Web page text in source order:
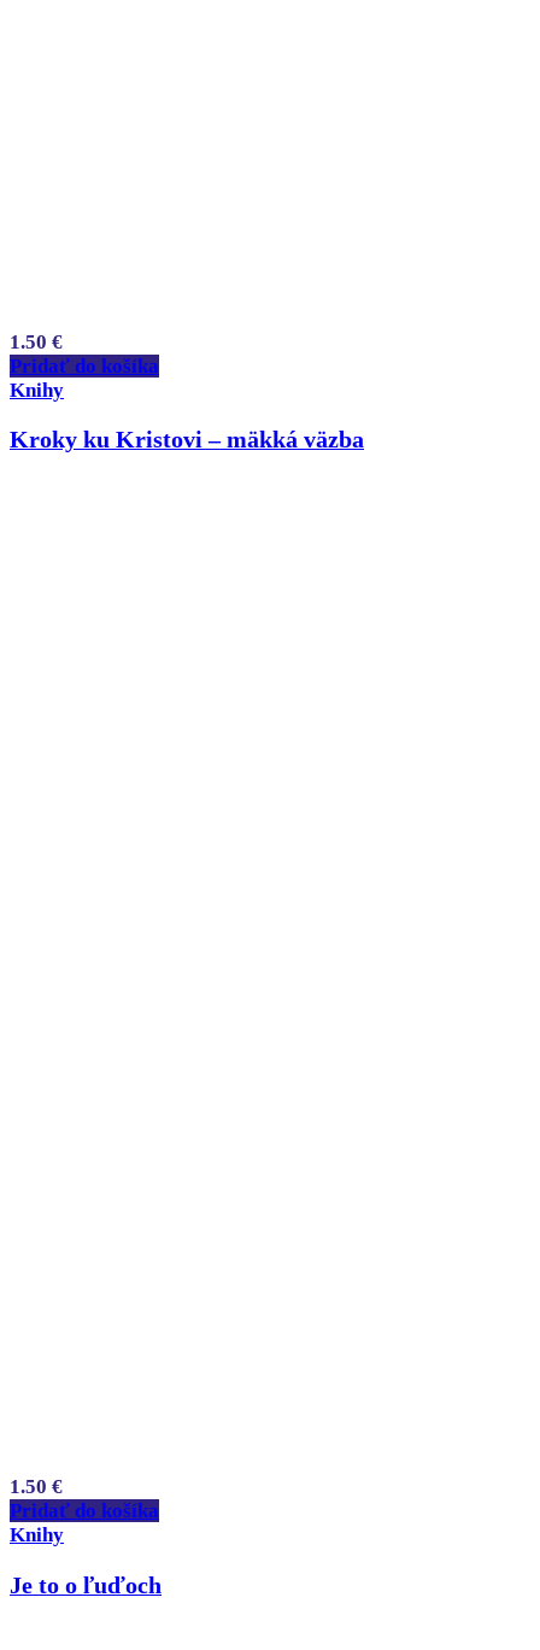
1.50 €
Pridať do košíka
Knihy
Kroky ku Kristovi – mäkká väzba
1.50 €
Pridať do košíka
Knihy
Je to o ľuďoch